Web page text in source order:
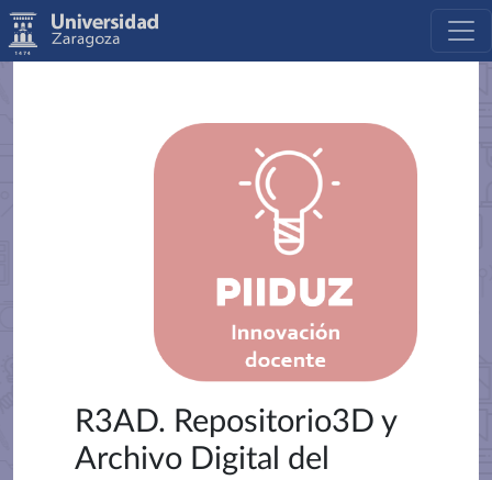
R3AD. Repositorio3D y
Archivo Digital del